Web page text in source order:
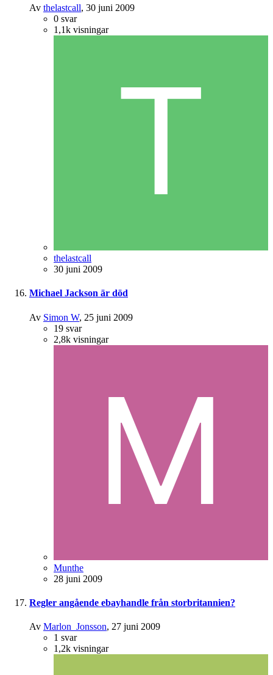
Av thelastcall, 30 juni 2009
0 svar
1,1k visningar
thelastcall
30 juni 2009
Michael Jackson är död
Av Simon W, 25 juni 2009
19 svar
2,8k visningar
Munthe
28 juni 2009
Regler angående ebayhandle från storbritannien?
Av Marlon_Jonsson, 27 juni 2009
1 svar
1,2k visningar